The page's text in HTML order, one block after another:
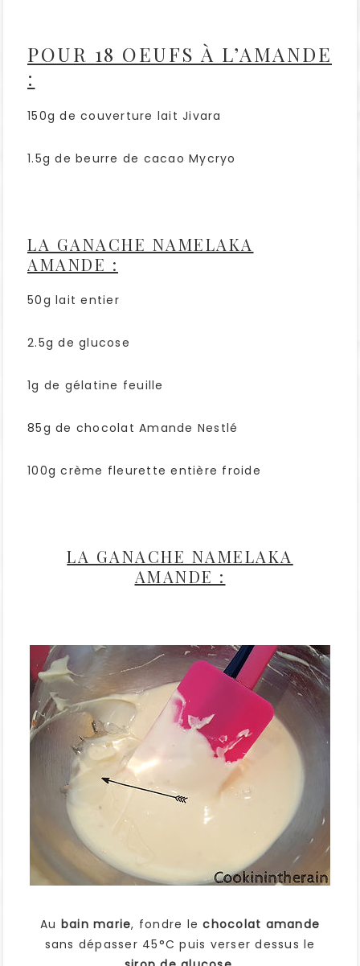
POUR 18 OEUFS À L’AMANDE
:
150g de couverture lait Jivara
1.5g de beurre de cacao Mycryo
LA GANACHE NAMELAKA
AMANDE :
50g lait entier
2.5g de glucose
1g de gélatine feuille
85g de chocolat Amande Nestlé
100g crème fleurette entière froide
LA GANACHE NAMELAKA
AMANDE :
Au bain marie, fondre lechocolat amande
sans dépasser 45°C puis verser dessus le